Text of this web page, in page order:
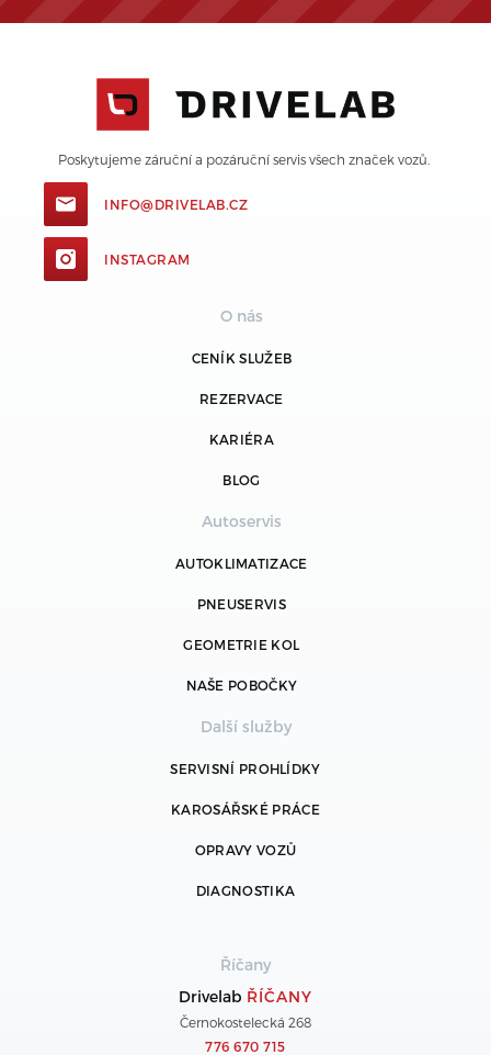
Poskytujeme záruční a pozáruční servis všech značek vozů.
INFO@DRIVELAB.CZ
INSTAGRAM
O nás
CENÍK SLUŽEB
REZERVACE
KARIÉRA
BLOG
Autoservis
AUTOKLIMATIZACE
PNEUSERVIS
GEOMETRIE KOL
NAŠE POBOČKY
Další služby
SERVISNÍ PROHLÍDKY
KAROSÁŘSKÉ PRÁCE
OPRAVY VOZŮ
DIAGNOSTIKA
Říčany
Drivelab ŘÍČANY
Černokostelecká 268
776 670 715